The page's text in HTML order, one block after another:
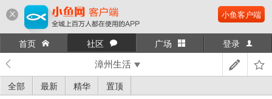
小鱼客户端
首页 社区 广场 登录
漳州生活
全部 最新 精华 置顶